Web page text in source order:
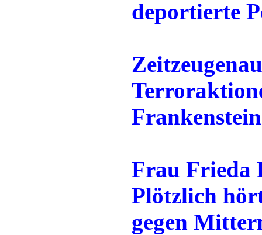
deportierte
Frau Frieda
Plötzlich
gegen